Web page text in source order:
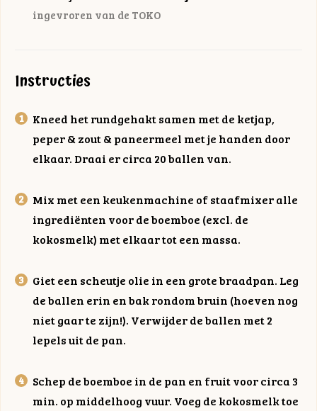
ingevroren van de TOKO
Instructies
Kneed het rundgehakt samen met de ketjap,
peper & zout & paneermeel met je handen door
elkaar. Draai er circa 20 ballen van.
Mix met een keukenmachine of staafmixer alle
ingrediënten voor de boemboe (excl. de
kokosmelk) met elkaar tot een massa.
Giet een scheutje olie in een grote braadpan. Leg
de ballen erin en bak rondom bruin (hoeven nog
niet gaar te zijn!). Verwijder de ballen met 2
lepels uit de pan.
Schep de boemboe in de pan en fruit voor circa 3
min. op middelhoog vuur. Voeg de kokosmelk toe